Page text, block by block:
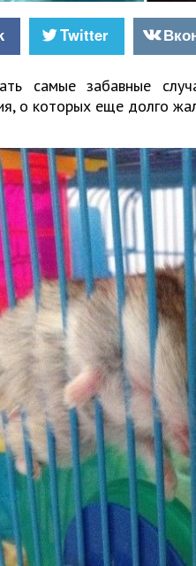
Twitter
самые забавные
о которых еще долго